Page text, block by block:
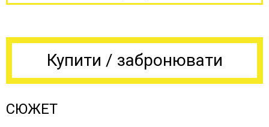
Купити / забронювати
СЮЖЕТ